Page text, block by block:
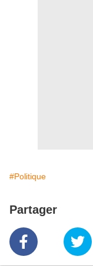
#Politique
Partager